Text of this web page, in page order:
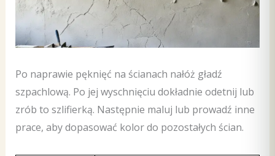
Po naprawie pęknięć na ścianach nałóż gładź
szpachlową. Po jej wyschnięciu dokładnie odetnij lub
zrób to szlifierką. Następnie maluj lub prowadź inne
prace, aby dopasować kolor do pozostałych ścian.